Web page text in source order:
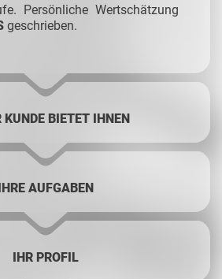
Persönliche Wertschätzung
geschrieben.
KUNDE BIETET IHNEN
AUFGABEN
IHR PROFIL